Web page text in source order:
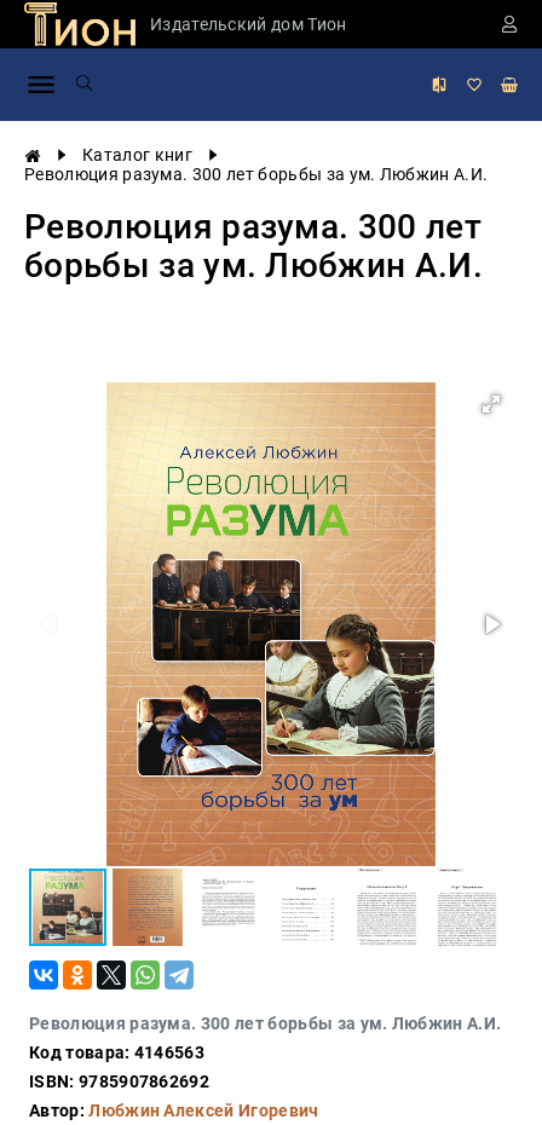
Издательский дом Тион
Каталог книг
Революция разума. 300 лет борьбы за ум. Любжин А.И.
Революция разума. 300 лет
борьбы за ум. Любжин А.И.
Революция разума. 300 лет борьбы за ум. Любжин А.И.
Код товара: 4146563
ISBN: 9785907862692
Автор:Любжин Алексей Игоревич
Занимательная
России
история
Экономика
Учебная
литература
будущего
Публицистика
Тайное и
непознанное
Образ
Философия
Военная
история
Конспирология
Политика
Религия
Туризм
Разное
гастрономия,
кулинария